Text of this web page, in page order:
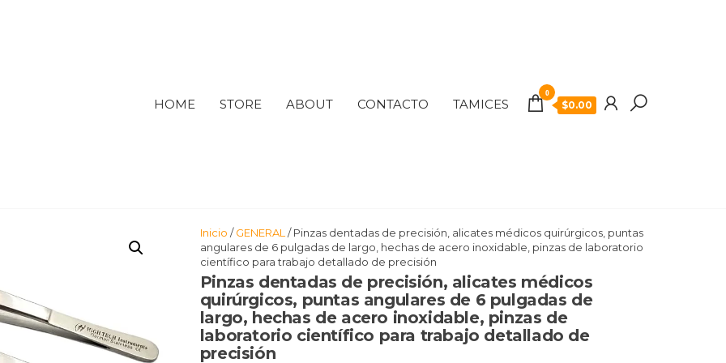
HOME STORE ABOUT CONTACTO TAMICES
0
$0.00
Inicio /GENERAL / Pinzas dentadas de precisión, alicates médicos quirúrgicos, puntas
angulares de 6 pulgadas de largo, hechas de acero inoxidable, pinzas de laboratorio
científico para trabajo detallado de precisión
Pinzas dentadas de precisión, alicates médicos
quirúrgicos, puntas angulares de 6 pulgadas de
largo, hechas de acero inoxidable, pinzas de
laboratorio científico para trabajo detallado de
precisión